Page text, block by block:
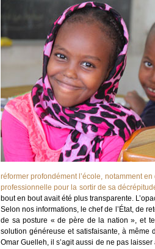
réformer profondément l’école, notamment
professionnelle pour la sortir de sa
bout en bout avait été plus transparente.
Selon nos informations, le chef de l’État, de
de sa posture « de père de la nation », et
solution généreuse et satisfaisante, à même
Omar Guelleh, il s’agit aussi de ne pas